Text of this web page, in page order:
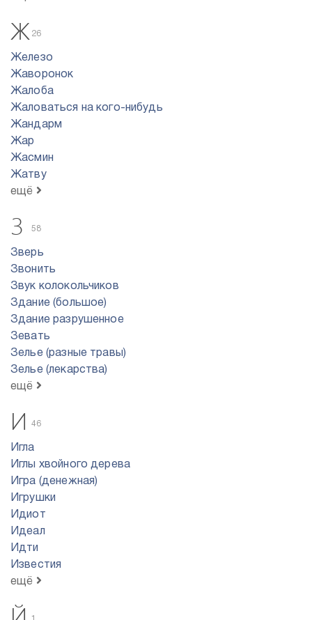
Ж 26
Железо
Жаворонок
Жалоба
Жаловаться на кого-нибудь
Жандарм
Жар
Жасмин
Жатву
ещё
З 58
Зверь
Звонить
Звук колокольчиков
Здание (большое)
Здание разрушенное
Зевать
Зелье (разные травы)
Зелье (лекарства)
ещё
И 46
Игла
Иглы хвойного дерева
Игра (денежная)
Игрушки
Идиот
Идеал
Идти
Известия
ещё